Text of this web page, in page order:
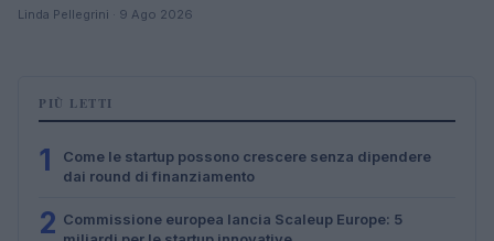
Linda Pellegrini · 9 Ago 2026
PIÙ LETTI
1
Come le startup possono crescere senza dipendere
dai round di finanziamento
2 Commissione europea lancia Scaleup Europe: 5